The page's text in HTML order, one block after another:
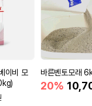
이비 모
바른벤토모래
20%